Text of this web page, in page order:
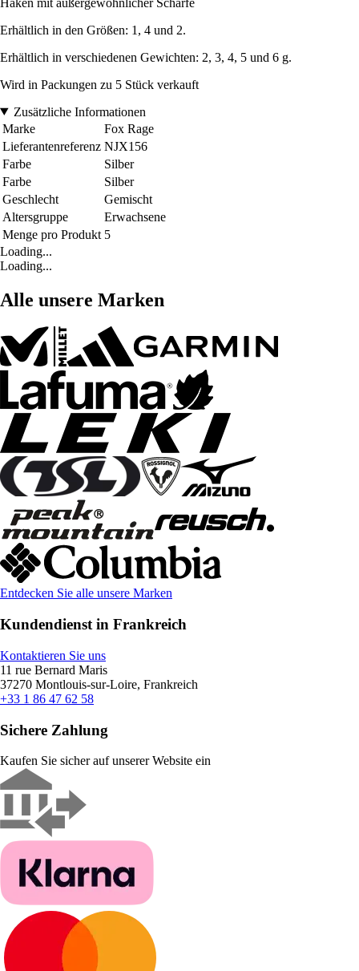
Erhältlich in den Größen: 1, 4 und 2.
Erhältlich in verschiedenen Gewichten: 2, 3, 4, 5 und 6 g.
Wird in Packungen zu 5 Stück verkauft
Zusätzliche Informationen
Marke
Fox Rage
Lieferantenreferenz NJX156
Farbe
Silber
Farbe
Silber
Geschlecht
Gemischt
Altersgruppe
Erwachsene
Menge pro Produkt 5
Loading...
Loading...
Alle unsere Marken
Entdecken Sie alle unsere Marken
Kundendienst in Frankreich
Kontaktieren Sie uns
11 rue Bernard Maris
37270 Montlouis-sur-Loire, Frankreich
+33 1 86 47 62 58
Sichere Zahlung
Kaufen Sie sicher auf unserer Website ein